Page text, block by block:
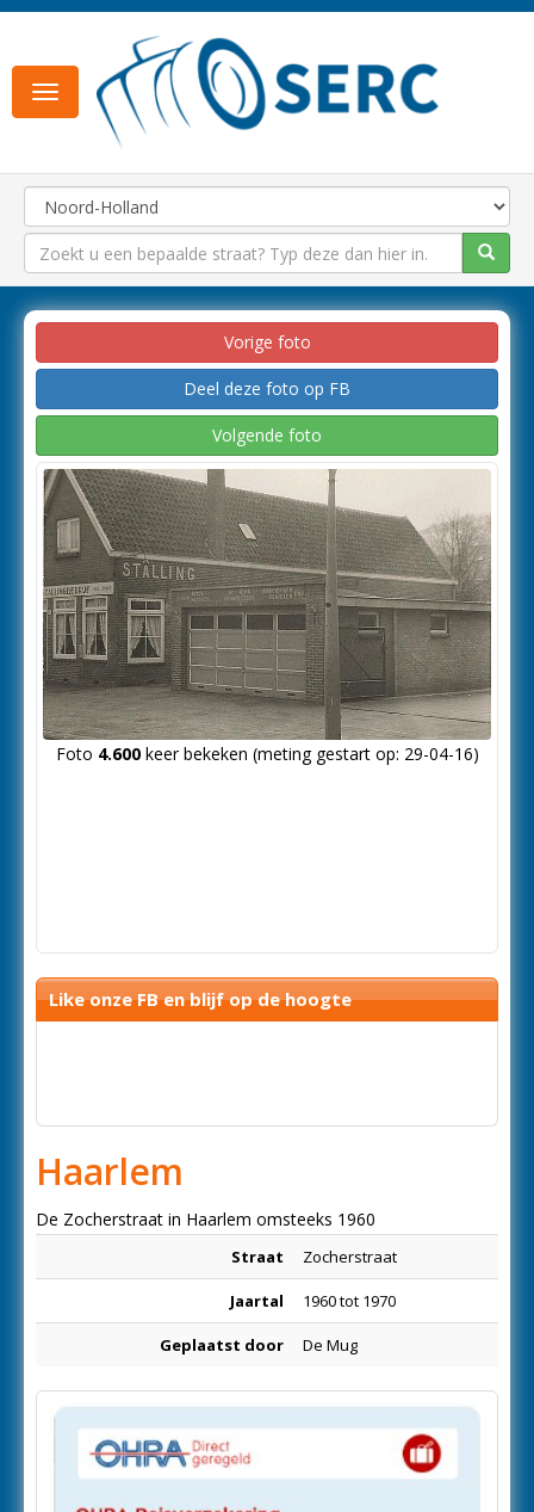
Toggle
navigation
Vorige foto
Deel deze foto op FB
Volgende foto
Foto 4.600keer bekeken (meting gestart op: 29-04-16)
Like onze FB en blijf op de hoogte
Haarlem
De Zocherstraat in Haarlem omsteeks 1960
Straat Zocherstraat
Jaartal 1960 tot 1970
Geplaatst door De Mug